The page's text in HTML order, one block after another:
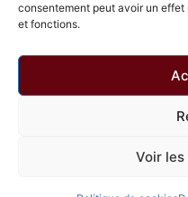
consentement peut avoir un
et fonctions.
Voir
© 2026 - Télévision Régionale des